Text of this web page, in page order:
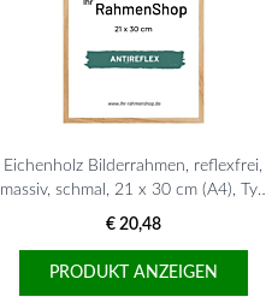
Eichenholz Bilderrahmen, reflexfrei,
massiv, schmal, 21 x 30 cm (A4), Typ
320
€ 20,48
PRODUKT ANZEIGEN